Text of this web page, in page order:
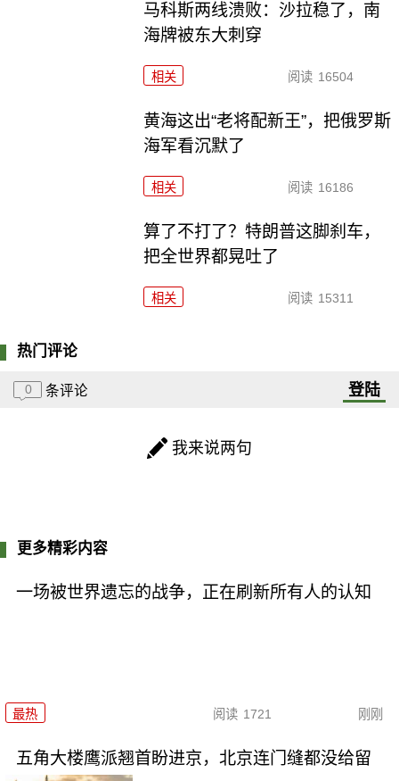
马科斯两线溃败：沙拉稳了，南
海牌被东大刺穿
相关 阅读 16504
黄海这出“老将配新王”，把俄罗斯
海军看沉默了
相关 阅读 16186
算了不打了？特朗普这脚刹车，
把全世界都晃吐了
相关 阅读 15311
热门评论
0 条评论 登陆
我来说两句
更多精彩内容
一场被世界遗忘的战争，正在刷新所有人的认知
最热 阅读 1721 刚刚
五角大楼鹰派翘首盼进京，北京连门缝都没给留